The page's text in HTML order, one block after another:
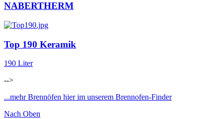
NABERTHERM
Top 190 Keramik
190 Liter
-->
...mehr Brennöfen hier im unserem Brennofen-Finder
Nach Oben